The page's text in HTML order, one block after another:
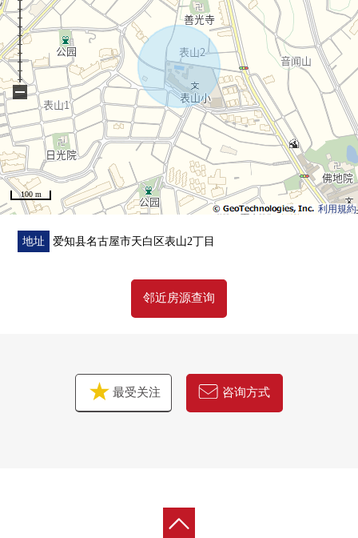
利用規約
100 m
−
地址 爱知县名古屋市天白区表山2丁目
邻近房源查询
最受关注 咨询方式